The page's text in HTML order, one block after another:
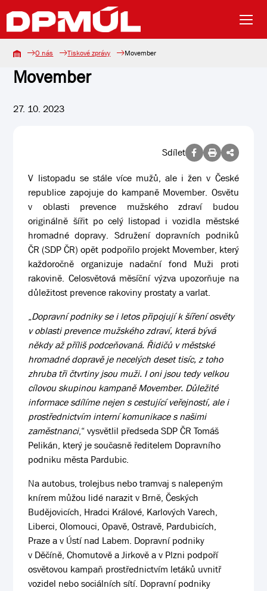
O nás Tiskové zprávy Movember
Movember
27. 10. 2023
Sdílet
V listopadu se stále více mužů, ale i žen v České
republice zapojuje do kampaně Movember. Osvětu
v oblasti prevence mužského zdraví budou
originálně šířit po celý listopad i vozidla městské
hromadné dopravy. Sdružení dopravních podniků
ČR (SDP ČR) opět podpořilo projekt Movember, který
každoročně organizuje nadační fond Muži proti
rakovině. Celosvětová měsíční výzva upozorňuje na
důležitost prevence rakoviny prostaty a varlat.
„Dopravní podniky se i letos připojují k šíření osvěty
v oblasti prevence mužského zdraví, která bývá
někdy až příliš podceňovaná. Řidičů v městské
hromadné dopravě je necelých deset tisíc, z toho
zhruba tři čtvrtiny jsou muži. I oni jsou tedy velkou
cílovou skupinou kampaně Movember. Důležité
informace sdílíme nejen s cestující veřejností, ale i
prostřednictvím interní komunikace s našimi
zaměstnanci,“ vysvětlil předseda SDP ČR Tomáš
Pelikán, který je současně ředitelem Dopravního
podniku města Pardubic.
Na autobus, trolejbus nebo tramvaj s nalepeným
knírem můžou lidé narazit v Brně, Českých
Budějovicích, Hradci Králové, Karlových Varech,
Liberci, Olomouci, Opavě, Ostravě, Pardubicích,
Praze a v Ústí nad Labem. Dopravní podniky
v Děčíně, Chomutově a Jirkově a v Plzni podpoří
osvětovou kampaň prostřednictvím letáků uvnitř
vozidel nebo sociálních sítí. Dopravní podniky